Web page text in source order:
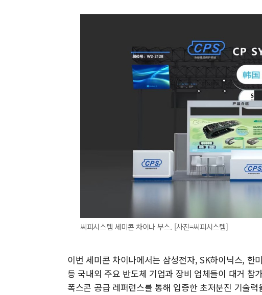
씨피시스템 세미콘 차이나 부스. [사진=씨피시스템]
이번 세미콘 차이나에서는 삼성전자, SK하이닉스, 한
등 국내외 주요 반도체 기업과 장비 업체들이 대거 참
폭스콘 공급 레퍼런스를 통해 입증한 초저분진 기술